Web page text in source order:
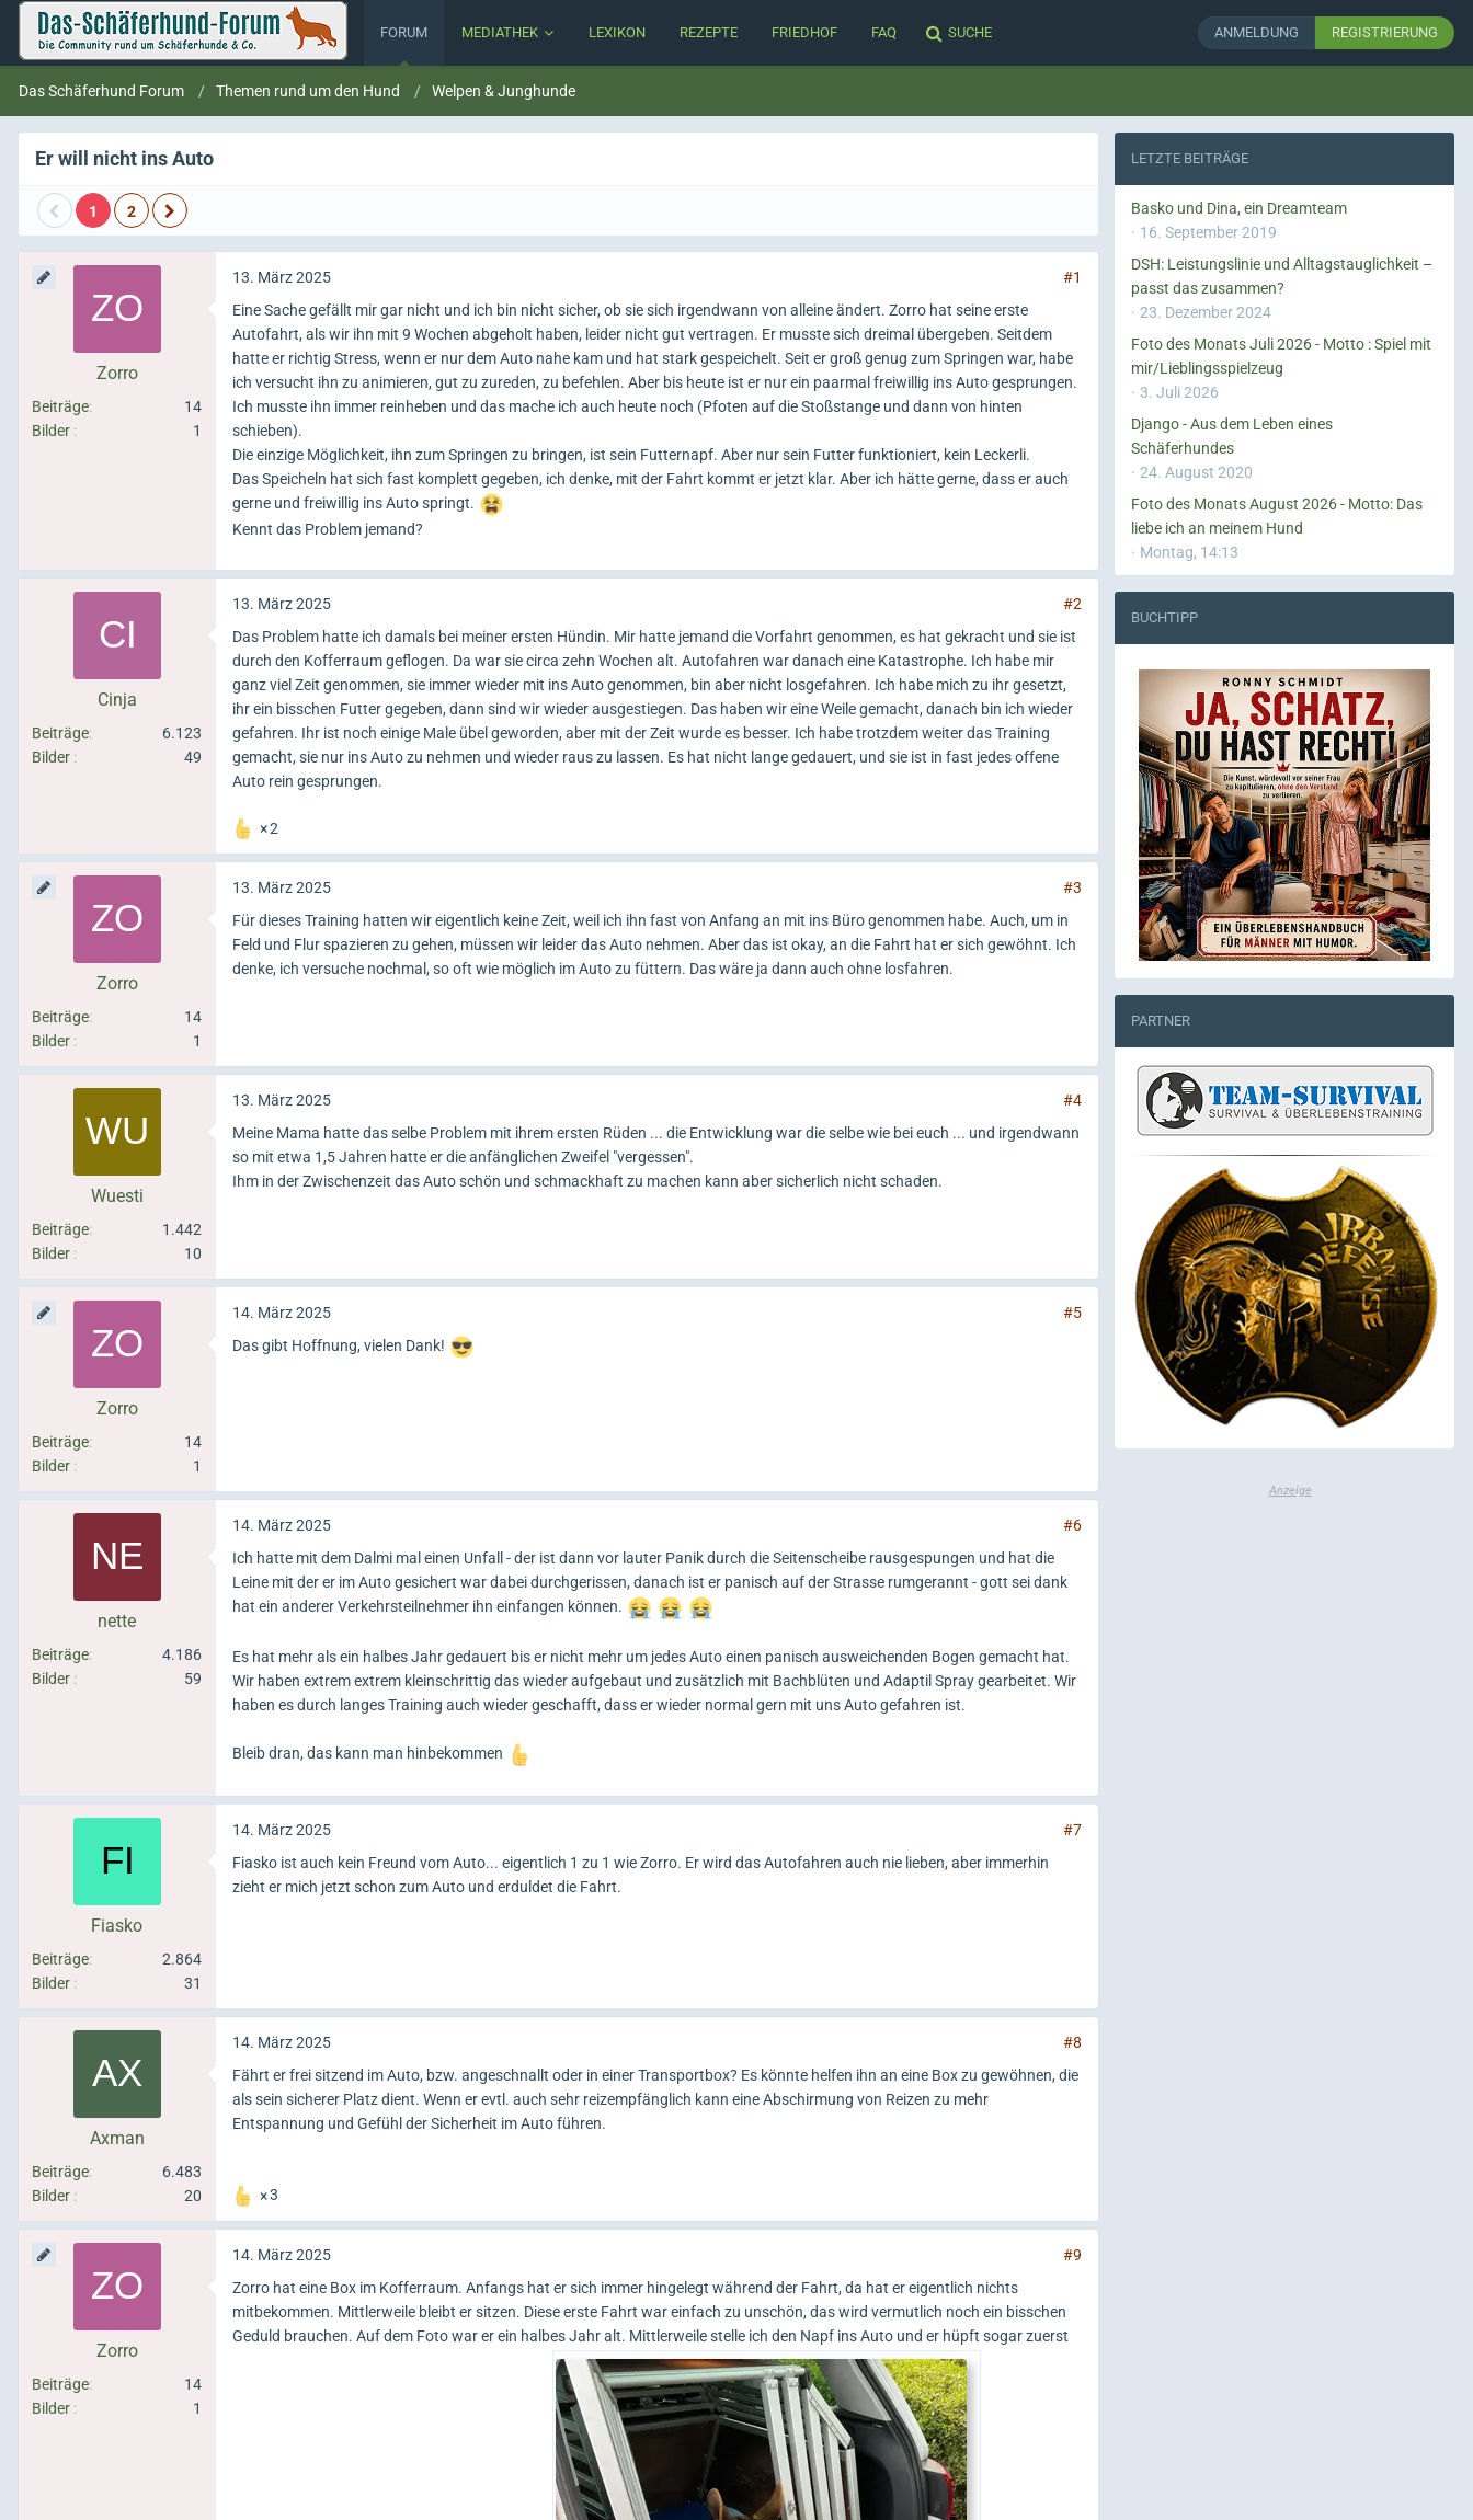
FORUM MEDIATHEK LEXIKON REZEPTE FRIEDHOF FAQ SUCHE ANMELDUNG REGISTRIERUNG
Das Schäferhund Forum Themen rund um den Hund Welpen & Junghunde
Er will nicht ins Auto
1 2
Zorro
Beiträge
14
Bilder
1
13. März 2025
#1
Eine Sache gefällt mir gar nicht und ich bin nicht sicher, ob sie sich irgendwann von alleine ändert. Zorro hat seine erste
Autofahrt, als wir ihn mit 9 Wochen abgeholt haben, leider nicht gut vertragen. Er musste sich dreimal übergeben. Seitdem
hatte er richtig Stress, wenn er nur dem Auto nahe kam und hat stark gespeichelt. Seit er groß genug zum Springen war, habe
ich versucht ihn zu animieren, gut zu zureden, zu befehlen. Aber bis heute ist er nur ein paarmal freiwillig ins Auto gesprungen.
Ich musste ihn immer reinheben und das mache ich auch heute noch (Pfoten auf die Stoßstange und dann von hinten
schieben).
Die einzige Möglichkeit, ihn zum Springen zu bringen, ist sein Futternapf. Aber nur sein Futter funktioniert, kein Leckerli.
Das Speicheln hat sich fast komplett gegeben, ich denke, mit der Fahrt kommt er jetzt klar. Aber ich hätte gerne, dass er auch
gerne und freiwillig ins Auto springt.
Kennt das Problem jemand?
Cinja
Beiträge
6.123
Bilder
49
13. März 2025
#2
Das Problem hatte ich damals bei meiner ersten Hündin. Mir hatte jemand die Vorfahrt genommen, es hat gekracht und sie ist
durch den Kofferraum geflogen. Da war sie circa zehn Wochen alt. Autofahren war danach eine Katastrophe. Ich habe mir
ganz viel Zeit genommen, sie immer wieder mit ins Auto genommen, bin aber nicht losgefahren. Ich habe mich zu ihr gesetzt,
ihr ein bisschen Futter gegeben, dann sind wir wieder ausgestiegen. Das haben wir eine Weile gemacht, danach bin ich wieder
gefahren. Ihr ist noch einige Male übel geworden, aber mit der Zeit wurde es besser. Ich habe trotzdem weiter das Training
gemacht, sie nur ins Auto zu nehmen und wieder raus zu lassen. Es hat nicht lange gedauert, und sie ist in fast jedes offene
Auto rein gesprungen.
2
Zorro
Beiträge
14
Bilder
1
13. März 2025
#3
Für dieses Training hatten wir eigentlich keine Zeit, weil ich ihn fast von Anfang an mit ins Büro genommen habe. Auch, um in
Feld und Flur spazieren zu gehen, müssen wir leider das Auto nehmen. Aber das ist okay, an die Fahrt hat er sich gewöhnt. Ich
denke, ich versuche nochmal, so oft wie möglich im Auto zu füttern. Das wäre ja dann auch ohne losfahren.
Wuesti
Beiträge
1.442
Bilder
10
13. März 2025
#4
Meine Mama hatte das selbe Problem mit ihrem ersten Rüden ... die Entwicklung war die selbe wie bei euch ... und irgendwann
so mit etwa 1,5 Jahren hatte er die anfänglichen Zweifel "vergessen".
Ihm in der Zwischenzeit das Auto schön und schmackhaft zu machen kann aber sicherlich nicht schaden.
Zorro
Beiträge
14
Bilder
1
14. März 2025
#5
Das gibt Hoffnung, vielen Dank!
nette
Beiträge
4.186
Bilder
59
14. März 2025
#6
Ich hatte mit dem Dalmi mal einen Unfall - der ist dann vor lauter Panik durch die Seitenscheibe rausgespungen und hat die
Leine mit der er im Auto gesichert war dabei durchgerissen, danach ist er panisch auf der Strasse rumgerannt - gott sei dank
hat ein anderer Verkehrsteilnehmer ihn einfangen können.
Es hat mehr als ein halbes Jahr gedauert bis er nicht mehr um jedes Auto einen panisch ausweichenden Bogen gemacht hat.
Wir haben extrem extrem kleinschrittig das wieder aufgebaut und zusätzlich mit Bachblüten und Adaptil Spray gearbeitet. Wir
haben es durch langes Training auch wieder geschafft, dass er wieder normal gern mit uns Auto gefahren ist.
Bleib dran, das kann man hinbekommen
Fiasko
Beiträge
2.864
Bilder
31
14. März 2025
#7
Fiasko ist auch kein Freund vom Auto... eigentlich 1 zu 1 wie Zorro. Er wird das Autofahren auch nie lieben, aber immerhin
zieht er mich jetzt schon zum Auto und erduldet die Fahrt.
Axman
Beiträge
6.483
Bilder
20
14. März 2025
#8
Fährt er frei sitzend im Auto, bzw. angeschnallt oder in einer Transportbox? Es könnte helfen ihn an eine Box zu gewöhnen, die
als sein sicherer Platz dient. Wenn er evtl. auch sehr reizempfänglich kann eine Abschirmung von Reizen zu mehr
Entspannung und Gefühl der Sicherheit im Auto führen.
3
Zorro
Beiträge
14
Bilder
1
14. März 2025
#9
Zorro hat eine Box im Kofferraum. Anfangs hat er sich immer hingelegt während der Fahrt, da hat er eigentlich nichts
mitbekommen. Mittlerweile bleibt er sitzen. Diese erste Fahrt war einfach zu unschön, das wird vermutlich noch ein bisschen
Geduld brauchen. Auf dem Foto war er ein halbes Jahr alt. Mittlerweile stelle ich den Napf ins Auto und er hüpft sogar zuerst
LETZTE BEITRÄGE
Basko und Dina, ein Dreamteam
16. September 2019
DSH: Leistungslinie und Alltagstauglichkeit –
passt das zusammen?
23. Dezember 2024
Foto des Monats Juli 2026 - Motto : Spiel mit
mir/Lieblingsspielzeug
3. Juli 2026
Django - Aus dem Leben eines
Schäferhundes
24. August 2020
Foto des Monats August 2026 - Motto: Das
liebe ich an meinem Hund
Montag, 14:13
BUCHTIPP
PARTNER